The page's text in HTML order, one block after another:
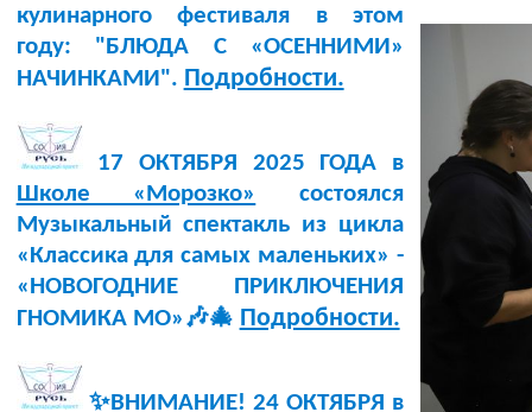
кулинарного фестиваля в этом
году: "БЛЮДА С «ОСЕННИМИ»
НАЧИНКАМИ". Подробности.
17 ОКТЯБРЯ 2025 ГОДА в
Школе «Морозко»
состоялся
Музыкальный спектакль из цикла
«Классика для самых маленьких» -
«НОВОГОДНИЕ ПРИКЛЮЧЕНИЯ
ГНОМИКА МО»🎶🎄 Подробности.
✨ВНИМАНИЕ! 24 ОКТЯБРЯ в